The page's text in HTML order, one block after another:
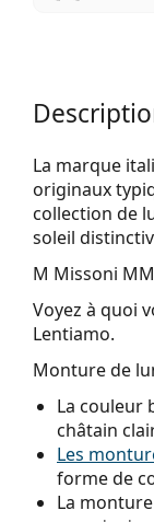
La marque
originaux
collection de
soleil
M Missoni
Voyez à quoi
Lentiamo.
Monture de
La couleur
châtain
Les
forme de
La